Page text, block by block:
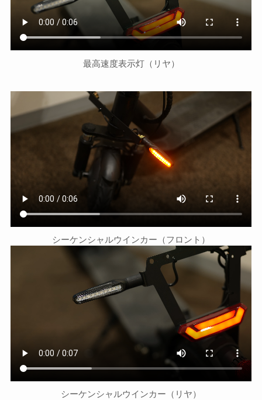
最高速度表示灯（リヤ）
シーケンシャルウインカー（フロント）
シーケンシャルウインカー（リヤ）